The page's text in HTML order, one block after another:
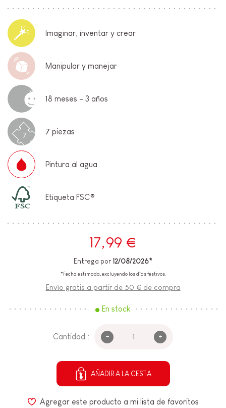
Imaginar, inventar y crear
Manipular y manejar
18 meses - 3 años
7 7 piezas
Pintura al agua
Etiqueta FSC®
17,99 €
Entrega por 12/08/2026*
*Fecha estimada, excluyendo los días festivos.
Envío gratis a partir de 50 € de compra
En stock
Cantidad : - +
AÑADIR A LA CESTA
Agregar este producto a mi lista de favoritos